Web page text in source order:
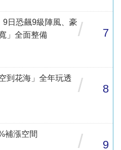
日恐飆9級陣風、豪
」全面整備
/ 7
到花海」全年玩透
/ 8
補漲空間
/ 9